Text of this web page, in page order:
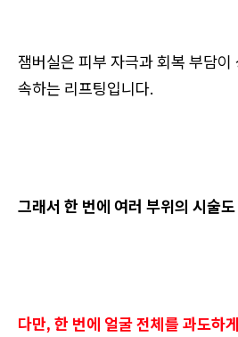
잼버실은 피부 자극과 회복 부담이
속하는 리프팅입니다.
그래서 한 번에 여러 부위의 시술
다만, 한 번에 얼굴 전체를 과도하